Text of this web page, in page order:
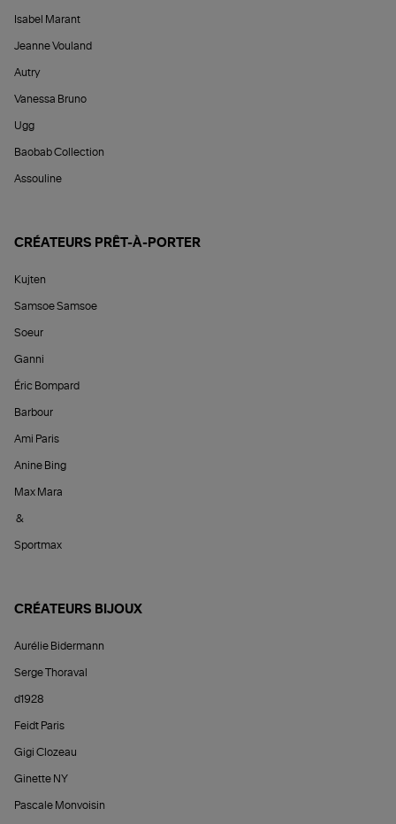
Isabel Marant
Jeanne Vouland
Autry
Vanessa Bruno
Ugg
Baobab Collection
Assouline
CRÉATEURS PRÊT-À-PORTER
Kujten
Samsoe Samsoe
Soeur
Ganni
Éric Bompard
Barbour
Ami Paris
Anine Bing
Max Mara
&
Sportmax
CRÉATEURS BIJOUX
Aurélie Bidermann
Serge Thoraval
d1928
Feidt Paris
Gigi Clozeau
Ginette NY
Pascale Monvoisin